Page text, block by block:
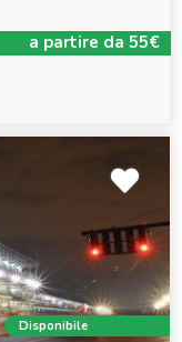
a partire da 55€
Disponibile